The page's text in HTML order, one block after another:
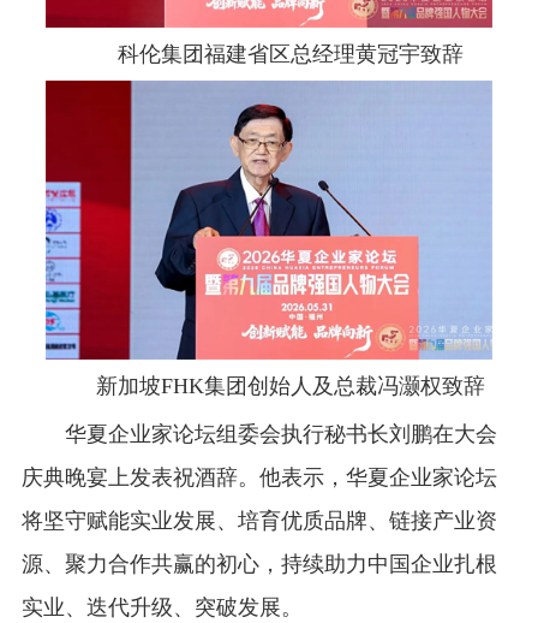
科伦集团福建省区总经理黄冠宇致辞
新加坡FHK集团创始人及总裁冯灏权致辞
华夏企业家论坛组委会执行秘书长刘鹏在大会
庆典晚宴上发表祝酒辞。他表示，华夏企业家论坛
将坚守赋能实业发展、培育优质品牌、链接产业资
源、聚力合作共赢的初心，持续助力中国企业扎根
实业、迭代升级、突破发展。